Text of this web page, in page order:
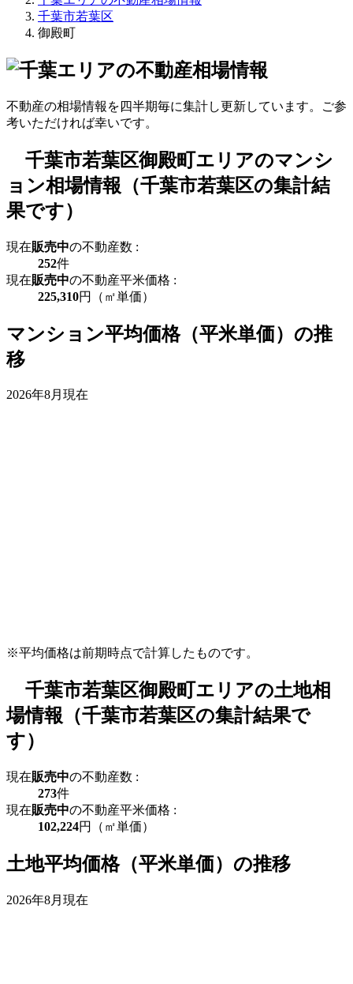
千葉市若葉区
御殿町
不動産の相場情報を四半期毎に集計し更新しています。ご参
考いただければ幸いです。
千葉市若葉区御殿町エリアのマンシ
ョン相場情報（千葉市若葉区の集計結
果です）
現在販売中の不動産数 :
252件
現在販売中の不動産平米価格 :
225,310円（㎡単価）
マンション平均価格（平米単価）の推
移
2026年8月現在
※平均価格は前期時点で計算したものです。
千葉市若葉区御殿町エリアの土地相
場情報（千葉市若葉区の集計結果で
す）
現在販売中の不動産数 :
273件
現在販売中の不動産平米価格 :
102,224円（㎡単価）
土地平均価格（平米単価）の推移
2026年8月現在